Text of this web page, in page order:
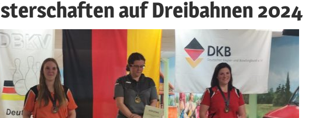
auf Dreibahnen 2024